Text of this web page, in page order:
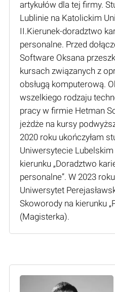
artykułów dla tej firmy.
Lublinie na Katolickim
II.Kierunek-doradztwo
personalne. Przed
Software Oksana
kursach związanych z
obsługą komputerową.
wszelkiego rodzaju
pracy w firmie Hetman
jeżdże na kursy
2020 roku ukończyłam
Uniwersytecie Lubelskim
kierunku „Doradztwo
personalne”. W 2023
Uniwersytet
Skoworody na kierunku
(Мagisterka).